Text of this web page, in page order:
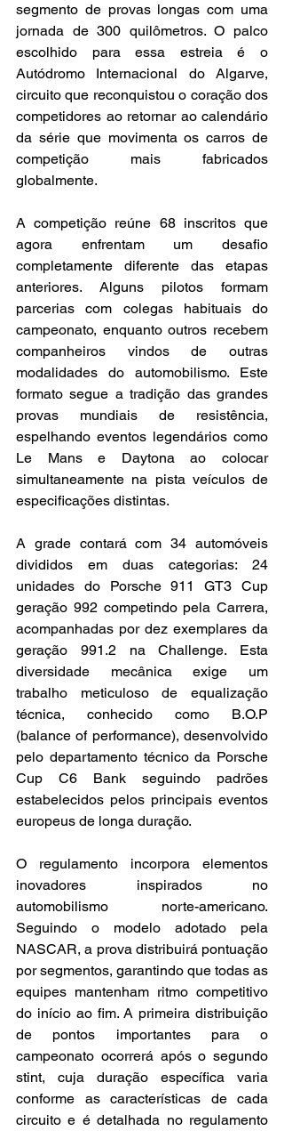
segmento de provas longas com uma
jornada de 300 quilômetros. O palco
escolhido para essa estreia é o
Autódromo Internacional do Algarve,
circuito que reconquistou o coração dos
competidores ao retornar ao calendário
da série que movimenta os carros de
competição mais fabricados
globalmente.
A competição reúne 68 inscritos que
agora enfrentam um desafio
completamente diferente das etapas
anteriores. Alguns pilotos formam
parcerias com colegas habituais do
campeonato, enquanto outros recebem
companheiros vindos de outras
modalidades do automobilismo. Este
formato segue a tradição das grandes
provas mundiais de resistência,
espelhando eventos legendários como
Le Mans e Daytona ao colocar
simultaneamente na pista veículos de
especificações distintas.
A grade contará com 34 automóveis
divididos em duas categorias: 24
unidades do Porsche 911 GT3 Cup
geração 992 competindo pela Carrera,
acompanhadas por dez exemplares da
geração 991.2 na Challenge. Esta
diversidade mecânica exige um
trabalho meticuloso de equalização
técnica, conhecido como B.O.P
(balance of performance), desenvolvido
pelo departamento técnico da Porsche
Cup C6 Bank seguindo padrões
estabelecidos pelos principais eventos
europeus de longa duração.
O regulamento incorpora elementos
inovadores inspirados no
automobilismo norte-americano.
Seguindo o modelo adotado pela
NASCAR, a prova distribuirá pontuação
por segmentos, garantindo que todas as
equipes mantenham ritmo competitivo
do início ao fim. A primeira distribuição
de pontos importantes para o
campeonato ocorrerá após o segundo
stint, cuja duração específica varia
conforme as características de cada
circuito e é detalhada no regulamento